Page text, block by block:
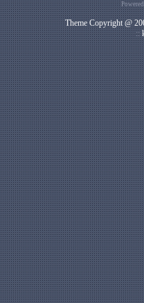
Theme Copyright @
::